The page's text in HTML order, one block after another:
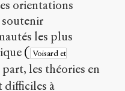
orientations
soutenir
les plus
( Voisard et
part, les théories en
difficiles à